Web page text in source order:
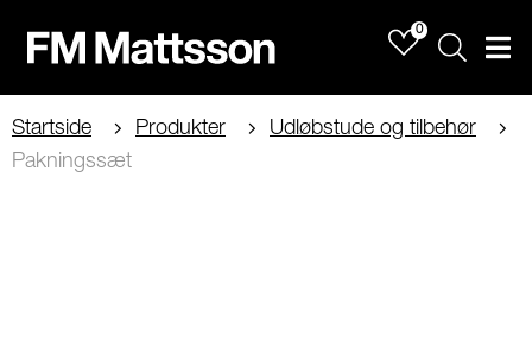
0
Sök
Startside Produkter
Udløbstude og tilbehør
Pakningssæt